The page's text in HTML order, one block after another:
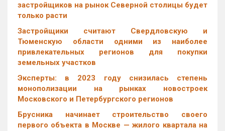
застройщиков на рынок Северной столицы будет
только расти
Застройщики считают Свердловскую и
Тюменскую области одними из наиболее
привлекательных регионов для покупки
земельных участков
Эксперты: в 2023 году снизилась степень
монополизации на рынках новостроек
Московского и Петербургского регионов
Брусника начинает строительство своего
первого объекта в Москве — жилого квартала на